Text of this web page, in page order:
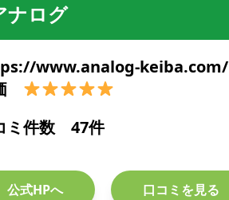
ナログ
www.analog-keiba.com/
ミ件数 47件
公式HPへ 口コミを見る